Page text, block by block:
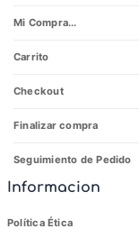
Mi Compra...
Carrito
Checkout
Finalizar compra
Seguimiento de Pedido
Informacion
Política Ética